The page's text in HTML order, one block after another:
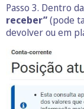
Passo 3. Dentro da
receber”(pode
devolver ou em